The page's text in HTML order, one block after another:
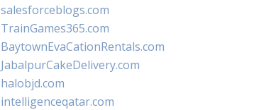
salesforceblogs.com
TrainGames365.com
BaytownEvaCationRentals.com
JabalpurCakeDelivery.com
halobjd.com
intelligenceqatar.com